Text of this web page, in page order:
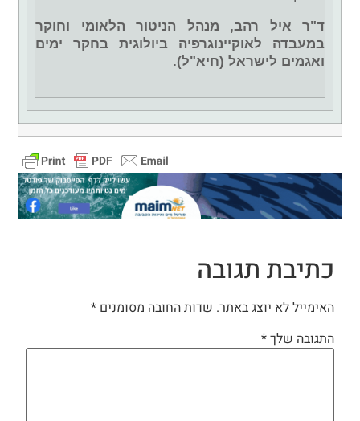
ד"ר איל רהב, מנהל הניטור הלאומי וחוקר
במעבדה לאוקיינוגרפיה ביולוגית בחקר ימים
ואגמים לישראל (חיא"ל).
כתיבת תגובה
האימייל לא יוצג באתר. שדות החובה מסומנים *
התגובה שלך*